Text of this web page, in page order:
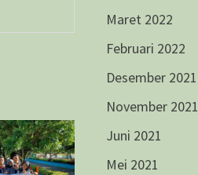
Maret 2022
Februari 2022
Desember 2021
November 2021
Juni 2021
Mei 2021